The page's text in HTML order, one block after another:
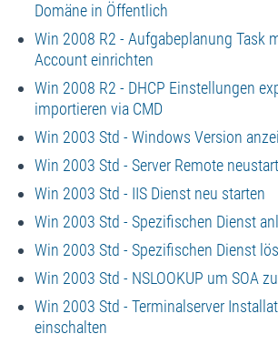
Domäne in Öffentlich
Win 2008 R2 - Aufgabeplanung Task
Account einrichten
Win 2008 R2 - DHCP Einstellungen
importieren via CMD
Win 2003 Std - Windows Version
Win 2003 Std - Server Remote
Win 2003 Std - IIS Dienst neu starten
Win 2003 Std - Spezifischen Dienst
Win 2003 Std - Spezifischen Dienst
Win 2003 Std - NSLOOKUP um SOA
Win 2003 Std - Terminalserver
einschalten